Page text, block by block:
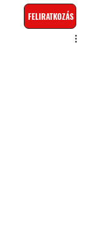
FELIRATKOZÁS